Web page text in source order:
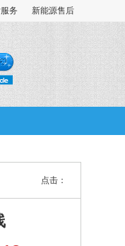
务 新能源售后
点击：